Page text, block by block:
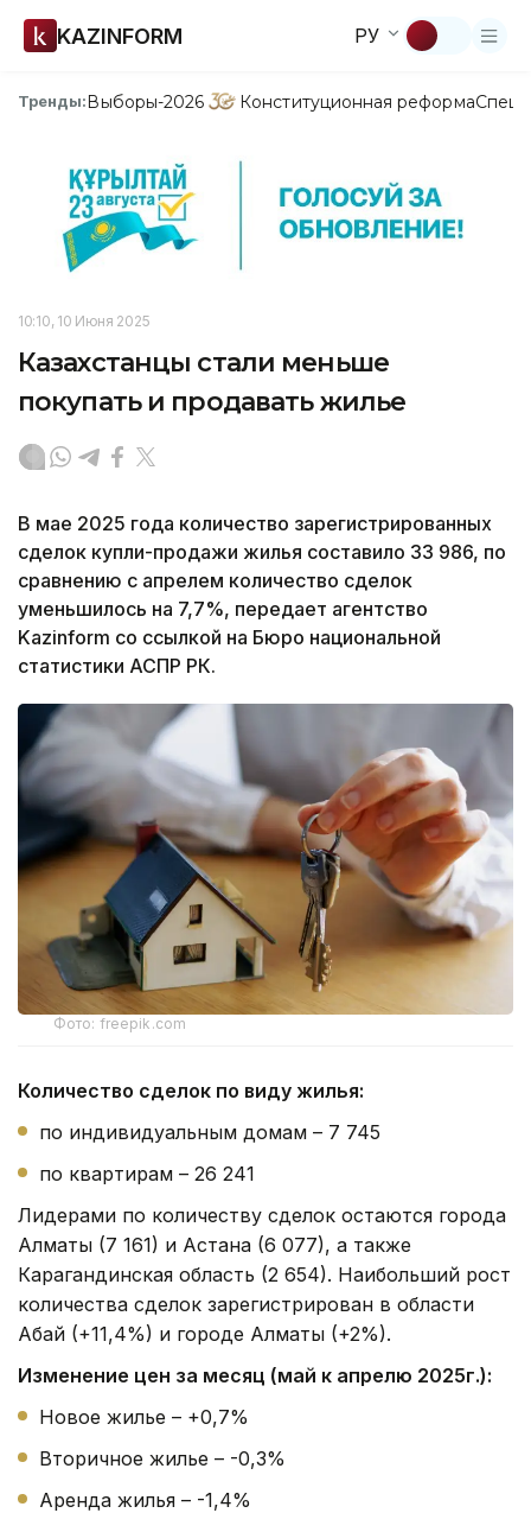
KAZINFORM РУ
Тренды:Выборы-2026 Конституционная реформа
10:10, 10 Июня 2025
Казахстанцы стали меньше
покупать и продавать жилье
В мае 2025 года количество зарегистрированных
сделок купли-продажи жилья составило 33 986, по
сравнению с апрелем количество сделок
уменьшилось на 7,7%, передает агентство
Kazinform со ссылкой на Бюро национальной
статистики АСПР РК.
Фото: freepik.com
Количество сделок по виду жилья:
по индивидуальным домам – 7 745
по квартирам – 26 241
Лидерами по количеству сделок остаются города
Алматы (7 161) и Астана (6 077), а также
Карагандинская область (2 654). Наибольший рост
количества сделок зарегистрирован в области
Абай (+11,4%) и городе Алматы (+2%).
Изменение цен за месяц (май к апрелю 2025г.):
Новое жилье – +0,7%
Вторичное жилье – -0,3%
Аренда жилья – -1,4%